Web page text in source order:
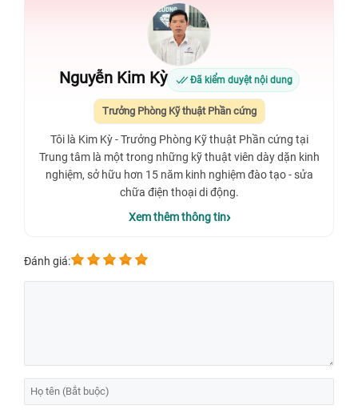
Nguyễn Kim Kỳ Đã kiểm duyệt nội dung
Trưởng Phòng Kỹ thuật Phần cứng
Tôi là Kim Kỳ - Trưởng Phòng Kỹ thuật Phần cứng tại
Trung tâm là một trong những kỹ thuật viên dày dặn kinh
nghiệm, sở hữu hơn 15 năm kinh nghiệm đào tạo - sửa
chữa điện thoại di động.
Xem thêm thông tin
Đánh giá: